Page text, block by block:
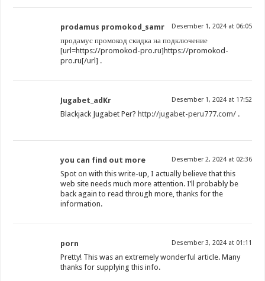
prodamus promokod_samr Desember 1, 2024 at 06:05
продамус промокод скидка на подключение
[url=https://promokod-pro.ru]https://promokod-
pro.ru[/url] .
Jugabet_adKr Desember 1, 2024 at 17:52
Blackjack Jugabet Per? http://jugabet-peru777.com/ .
you can find out more Desember 2, 2024 at 02:36
Spot on with this write-up, I actually believe that this
web site needs much more attention. I’ll probably be
back again to read through more, thanks for the
information.
porn Desember 3, 2024 at 01:11
Pretty! This was an extremely wonderful article. Many
thanks for supplying this info.